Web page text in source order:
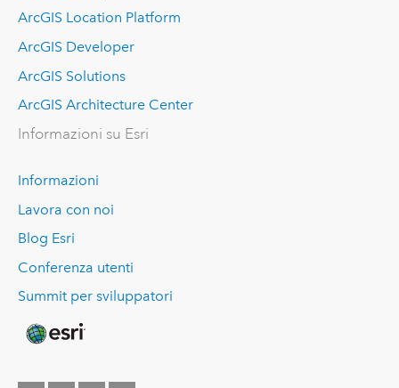
ArcGIS Location Platform
ArcGIS Developer
ArcGIS Solutions
ArcGIS Architecture Center
Informazioni su Esri
Informazioni
Lavora con noi
Blog Esri
Conferenza utenti
Summit per sviluppatori